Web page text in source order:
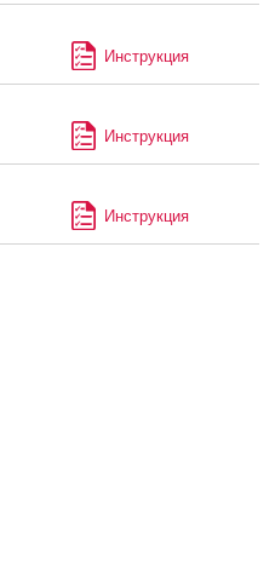
Инструкция
Инструкция
Инструкция